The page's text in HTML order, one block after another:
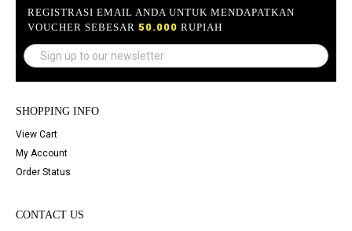
REGISTRASI EMAIL ANDA UNTUK MENDAPATKAN
VOUCHER SEBESAR 50.000 RUPIAH
SHOPPING INFO
View Cart
My Account
Order Status
CONTACT US